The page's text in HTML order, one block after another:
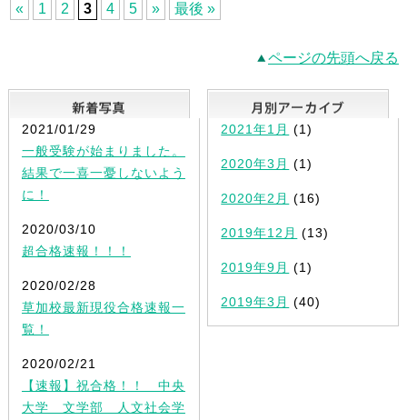
« 1 2 3 4 5 » 最後 »
ページの先頭へ戻る
新着写真
2021/01/29
一般受験が始まりました。
結果で一喜一憂しないよう
に！
2020/03/10
超合格速報！！！
2020/02/28
草加校最新現役合格速報一
覧！
2020/02/21
【速報】祝合格！！ 中央
大学 文学部 人文社会学
2021年1月 (1)
2020年3月 (1)
2020年2月 (16)
2019年12月 (13)
2019年9月 (1)
2019年3月 (40)